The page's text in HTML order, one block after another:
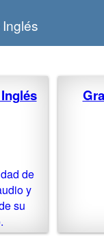
Inglés
de
y
su